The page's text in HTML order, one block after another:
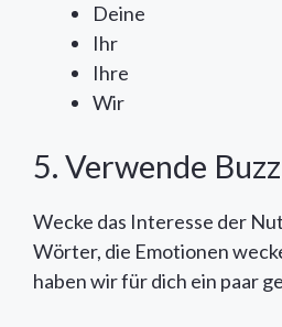
Deine
Ihr
Ihre
Wir
5. Verwende
Wecke das Interesse der
Wörter, die Emotionen
haben wir für dich ein paar